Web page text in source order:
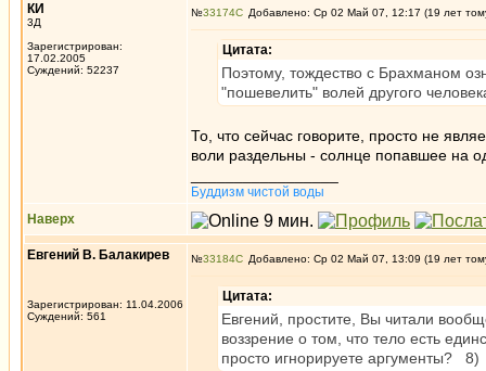
КИ
3Д
Зарегистрирован:
17.02.2005
Суждений: 52237
№33174 Добавлено: Ср 02 Май 07, 12:17 (19 лет
Цитата:
Поэтому, тождество с Брахманом
"пошевелить" волей другого
То, что сейчас говорите, просто не
воли раздельны - солнце попавшее на
Буддизм чистой воды
Наверх
Евгений В. Балакирев
Зарегистрирован: 11.04.2006
Суждений: 561
№33184 Добавлено: Ср 02 Май 07, 13:09 (19 лет
Цитата:
Евгений, простите, Вы читали
воззрение о том, что тело есть
просто игнорируете аргументы? 8)